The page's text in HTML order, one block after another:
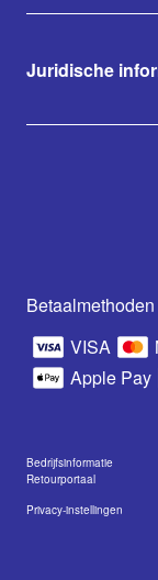
Juridische
Betaalmethoden
VISA
Apple Pay
Bedrijfsinformatie
Retourportaal
Privacy-instellingen